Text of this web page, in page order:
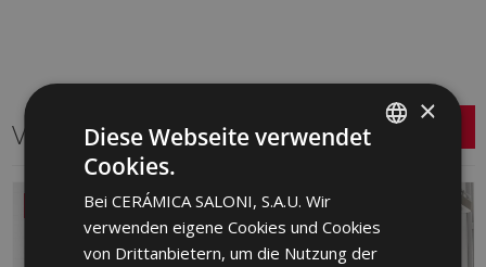
Verwandte Serien
×
Diese Webseite verwendet
Cookies.
Bei CERÁMICA SALONI, S.A.U. Wir
verwenden eigene Cookies und Cookies
von Drittanbietern, um die Nutzung der